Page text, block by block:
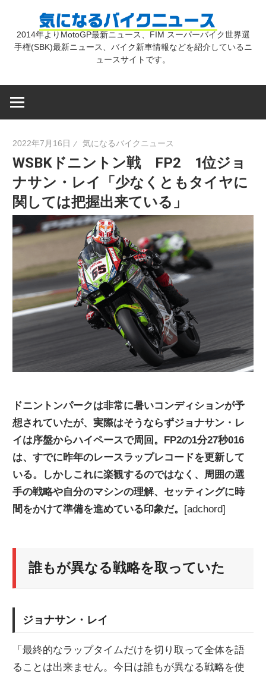
気
バ
イ
ク
ュ
ー
ス
2014年よりMotoGP最新ニュース、FIM スーパーバイク世界選
手権(SBK)最新ニュース、バイク新車情報などを紹介しているニ
ュースサイトです。
2022年7月16日 気になるバイクニュース
WSBKドニントン戦 FP2 1位ジョ
ナサン・レイ「少なくともタイヤに
関しては把握出来ている」
ドニントンパークは非常に暑いコンディションが予
想されていたが、実際はそうならずジョナサン・レ
イは序盤からハイペースで周回。FP2の1分27秒016
は、すでに昨年のレースラップレコードを更新して
いる。しかしこれに楽観するのではなく、周囲の選
手の戦略や自分のマシンの理解、セッティングに時
間をかけて準備を進めている印象だ。 [adchord]
誰もが異なる戦略を取っていた
ジョナサン・レイ
「最終的なラップタイムだけを切り取って全体を語
ることは出来ません。今日は誰もが異なる戦略を使